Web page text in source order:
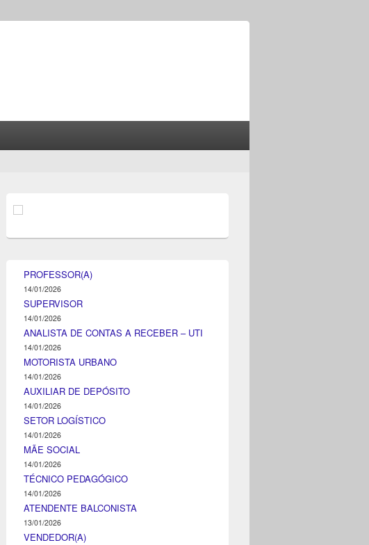
da
lateral
PROFESSOR(A)
14/01/2026
SUPERVISOR
14/01/2026
ANALISTA DE CONTAS A RECEBER – UTI
14/01/2026
MOTORISTA URBANO
14/01/2026
AUXILIAR DE DEPÓSITO
14/01/2026
SETOR LOGÍSTICO
14/01/2026
MÃE SOCIAL
14/01/2026
TÉCNICO PEDAGÓGICO
14/01/2026
ATENDENTE BALCONISTA
13/01/2026
VENDEDOR(A)